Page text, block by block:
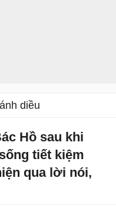
diều
Hồ sau khi
tiết kiệm
qua lời nói,